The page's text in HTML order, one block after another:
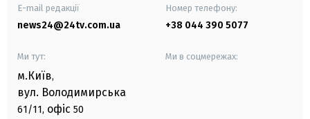
E-mail редакції
news24@24tv.com.ua
Номер телефону:
+38 044 390 5077
Ми тут:
м.Київ,
вул. Володимирська
61/11, офіс 50
Ми в соцмережах: